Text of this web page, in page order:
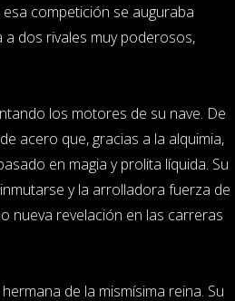
competición se auguraba
dos rivales muy poderosos,
los motores de su nave. De
acero que, gracias a la alquimia,
en magia y prolita líquida. Su
y la arrolladora fuerza de
nueva revelación en las carreras
de la mismísima reina. Su